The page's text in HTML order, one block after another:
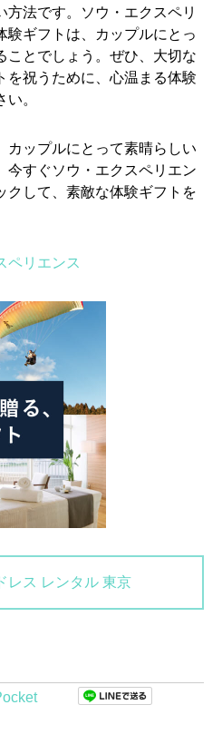
方法です。ソウ・エクスペリ
験ギフトは、カップルにとっ
ことでしょう。ぜひ、大切な
を祝うために、心温まる体験
。
カップルにとって素晴らしい
今すぐソウ・エクスペリエン
クして、素敵な体験ギフトを
ペリエンス
レス レンタル 東京